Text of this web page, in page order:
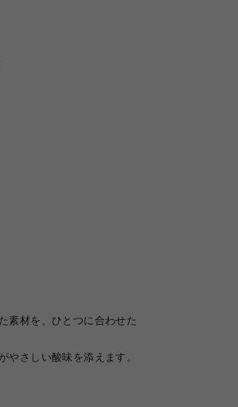
素材を、ひとつに合わせた
やさしい酸味を添えます。